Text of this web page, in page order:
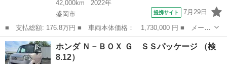
42,000km
2022年
盛岡市
提携サイト 7月29日
■ 支払総額: 176.8万円 ■ 車両本体価格： 1,730,000 円 ■ メーカ
ー名： ホンダ ■ 車種名： Ｎ－ＢＯＸカスタム ■ グレード
名： Ｌターボ ４ＷＤ ターボ 両側パワースライドドア ホンダ
センシング ...
岩手 盛岡市 N-BOX
ホンダ Ｎ－ＢＯＸ Ｇ ＳＳパッケージ （検
8.12）